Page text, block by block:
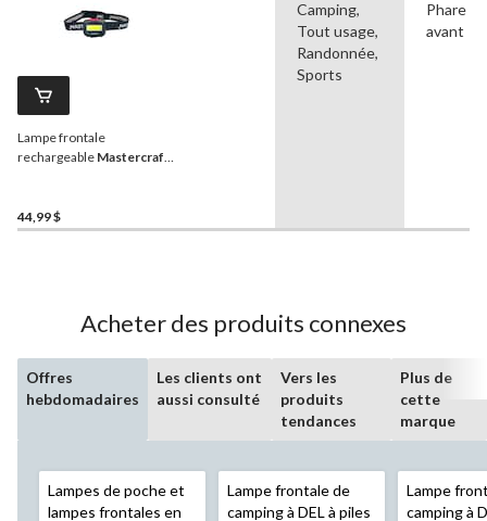
Lampe frontale
rechargeable Mastercraft
44,99 $
Camping,
Tout usage,
Randonnée,
Sports
Phare
avant
Acheter des produits connexes
Offres
hebdomadaires
Les clients ont
aussi consulté
Vers les
produits
tendances
Plus de
cette
marque
Lampes de poche et
lampes frontales en
Lampe frontale de
camping à DEL à piles
Lampe
camping à